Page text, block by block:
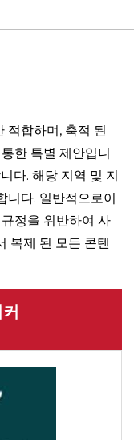
적합하며, 축적 된
한 특별 제안입니
다. 해당 지역 및 지
니다. 일반적으로이
정을 위반하여 사
복제 된 모든 콘텐